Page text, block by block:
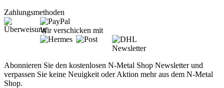
Zahlungsmethoden
Wir verschicken mit
Newsletter
Abonnieren Sie den kostenlosen N-Metal Shop Newsletter und
verpassen Sie keine Neuigkeit oder Aktion mehr aus dem N-Metal
Shop.